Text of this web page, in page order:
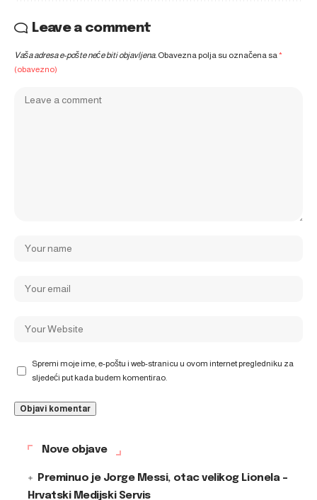
Leave a comment
Vaša adresa e-pošte neće biti objavljena. Obavezna polja su označena sa*
(obavezno)
Spremi moje ime, e-poštu i web-stranicu u ovom internet pregledniku za
sljedeći put kada budem komentirao.
Nove objave
Preminuo je Jorge Messi, otac velikog Lionela –
Hrvatski Medijski Servis